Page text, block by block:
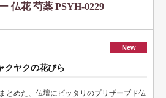
仏花 芍薬 PSYH-0229
New
クヤクの花びら
とめた、仏壇にピッタリのプリザーブド仏